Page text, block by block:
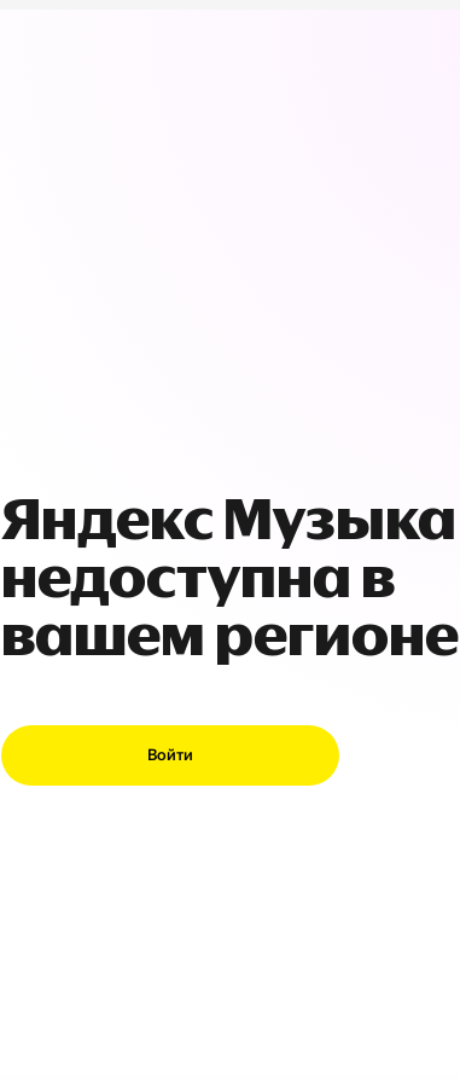
Яндекс Музыка
недоступна в
вашем регионе
Войти